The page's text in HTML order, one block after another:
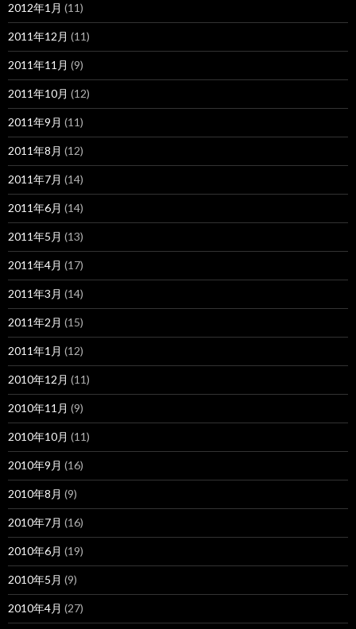
2012年1月 (11)
2011年12月 (11)
2011年11月 (9)
2011年10月 (12)
2011年9月 (11)
2011年8月 (12)
2011年7月 (14)
2011年6月 (14)
2011年5月 (13)
2011年4月 (17)
2011年3月 (14)
2011年2月 (15)
2011年1月 (12)
2010年12月 (11)
2010年11月 (9)
2010年10月 (11)
2010年9月 (16)
2010年8月 (9)
2010年7月 (16)
2010年6月 (19)
2010年5月 (9)
2010年4月 (27)